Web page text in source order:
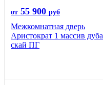
от 55 900 руб
Межкомнатная дверь
Аристократ 1 массив дуба
скай ПГ